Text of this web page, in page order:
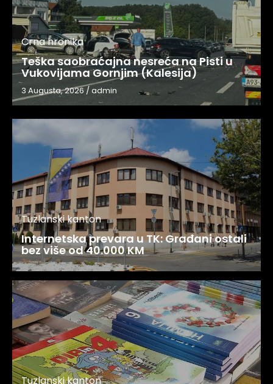
Crna hronika
Teška saobraćajna nesreća na Pisti u
Vukovijama Gornjim (Kalesija)
3 Augusta, 2026 / admin
Tuzlanski kanton
Internetska prevara u TK: Građani ostali
bez više od 40.000 KM
Tuzlanski kanton